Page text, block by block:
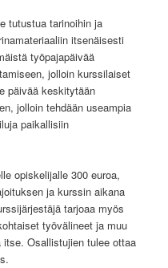
tutustua tarinoihin ja
itsenäisesti
työpajapäivää
jolloin kurssilaiset
päivää keskitytään
jolloin tehdään useampia
paikallisiin
opiskelijalle 300 euroa,
ja kurssin aikana
tarjoaa myös
työvälineet ja muu
Osallistujien tulee ottaa